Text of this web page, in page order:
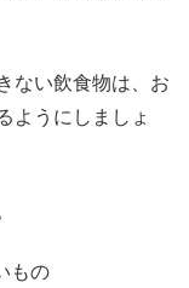
ない飲食物は、お
ようにしましょ
もの